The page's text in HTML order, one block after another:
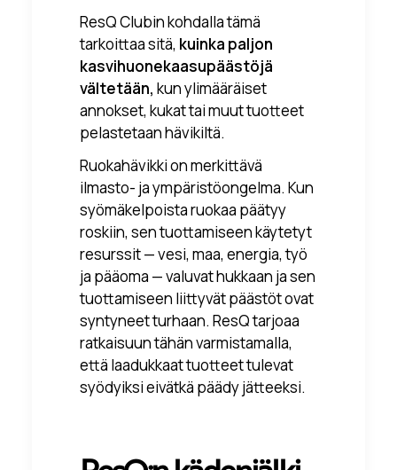
ResQ Clubin kohdalla tämä
tarkoittaa sitä, kuinka paljon
kasvihuonekaasupäästöjä
vältetään, kun ylimääräiset
annokset, kukat tai muut tuotteet
pelastetaan hävikiltä.
Ruokahävikki on merkittävä
ilmasto- ja ympäristöongelma. Kun
syömäkelpoista ruokaa päätyy
roskiin, sen tuottamiseen käytetyt
resurssit — vesi, maa, energia, työ
ja pääoma — valuvat hukkaan ja sen
tuottamiseen liittyvät päästöt ovat
syntyneet turhaan. ResQ tarjoaa
ratkaisuun tähän varmistamalla,
että laadukkaat tuotteet tulevat
syödyiksi eivätkä päädy jätteeksi.